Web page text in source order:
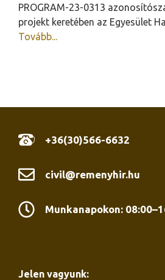
PROGRAM-23-0313
projekt keretében az Egyesület
Tovább...
+36(30)566-6632
civil@remenyhir.hu
Munkanapokon:
Jelen vagyunk: